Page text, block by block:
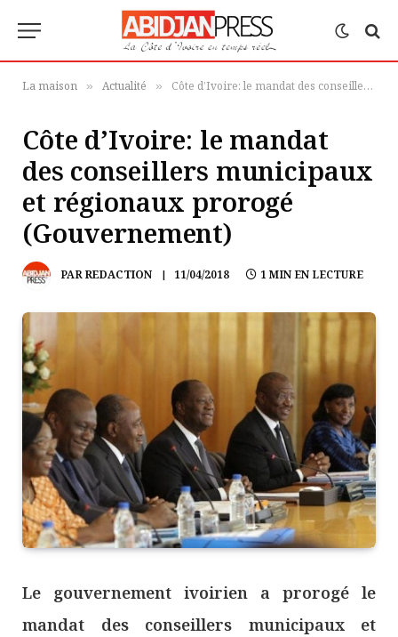
La maison » Actualité » Côte d’Ivoire: le mandat des conseillers municipaux et régionaux prorogé (Gouvernement)
Côte d’Ivoire: le mandat
des conseillers municipaux
et régionaux prorogé
(Gouvernement)
PARREDACTION 11/04/2018 1 MIN EN LECTURE
Le gouvernement ivoirien a prorogé le
mandat des conseillers municipaux et